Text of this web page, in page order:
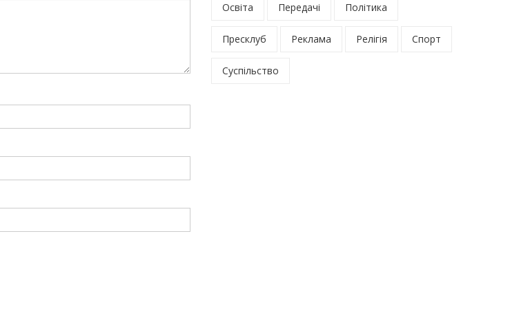
Освіта Передачі Політика
Пресклуб Реклама Релігія Спорт
Суспільство